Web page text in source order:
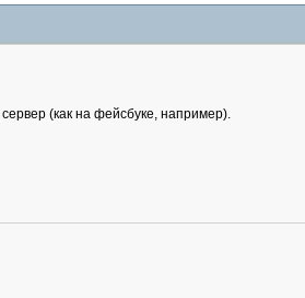
(как на фейсбуке, например).